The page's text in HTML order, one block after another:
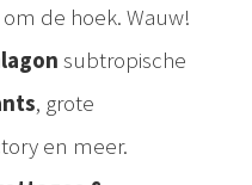
de hoek. Wauw!
subtropische
, grote
en meer.